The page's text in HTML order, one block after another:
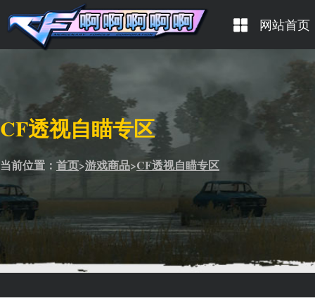
网站首页
CF透视自瞄专区
当前位置： 首页>游戏商品>CF透视自瞄专区